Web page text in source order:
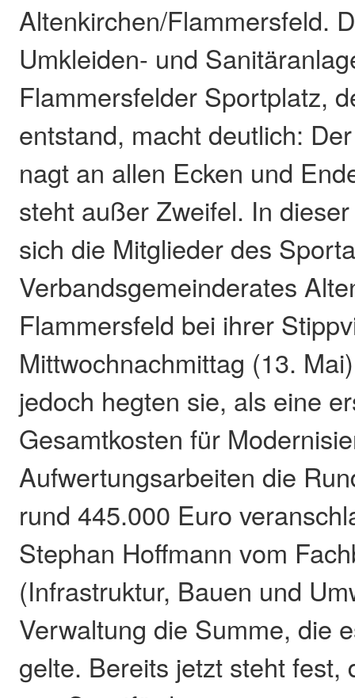
Altenkirchen/Flammersfeld.
Umkleiden- und
Flammersfelder Sportplatz,
entstand, macht deutlich:
nagt an allen Ecken und
steht außer Zweifel. In
sich die Mitglieder des
Verbandsgemeinderates
Flammersfeld bei ihrer
Mittwochnachmittag (13.
jedoch hegten sie, als eine
Gesamtkosten für
Aufwertungsarbeiten die
rund 445.000 Euro
Stephan Hoffmann vom
(Infrastruktur, Bauen und
Verwaltung die Summe, die
gelte. Bereits jetzt steht fest,